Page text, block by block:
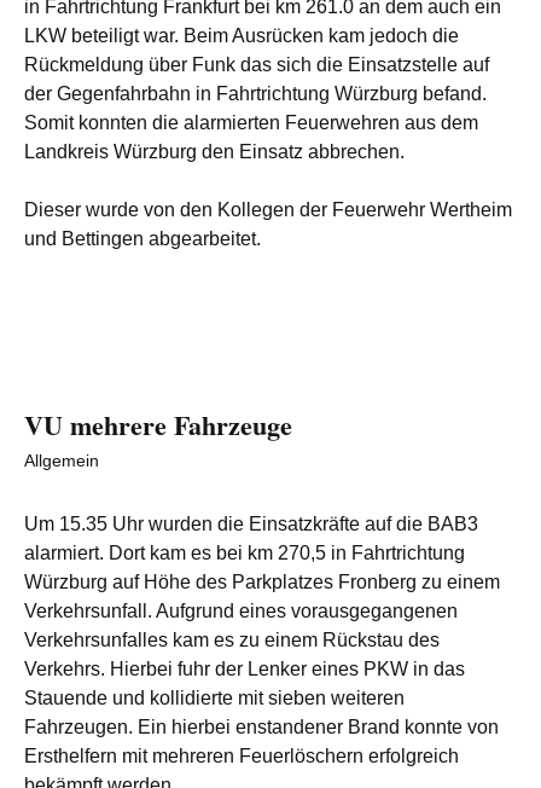
in Fahrtrichtung Frankfurt bei km 261.0 an dem auch ein
LKW beteiligt war. Beim Ausrücken kam jedoch die
Rückmeldung über Funk das sich die Einsatzstelle auf
der Gegenfahrbahn in Fahrtrichtung Würzburg befand.
Somit konnten die alarmierten Feuerwehren aus dem
Landkreis Würzburg den Einsatz abbrechen.
Dieser wurde von den Kollegen der Feuerwehr Wertheim
und Bettingen abgearbeitet.
VU mehrere Fahrzeuge
Allgemein
Um 15.35 Uhr wurden die Einsatzkräfte auf die BAB3
alarmiert. Dort kam es bei km 270,5 in Fahrtrichtung
Würzburg auf Höhe des Parkplatzes Fronberg zu einem
Verkehrsunfall. Aufgrund eines vorausgegangenen
Verkehrsunfalles kam es zu einem Rückstau des
Verkehrs. Hierbei fuhr der Lenker eines PKW in das
Stauende und kollidierte mit sieben weiteren
Fahrzeugen. Ein hierbei enstandener Brand konnte von
Ersthelfern mit mehreren Feuerlöschern erfolgreich